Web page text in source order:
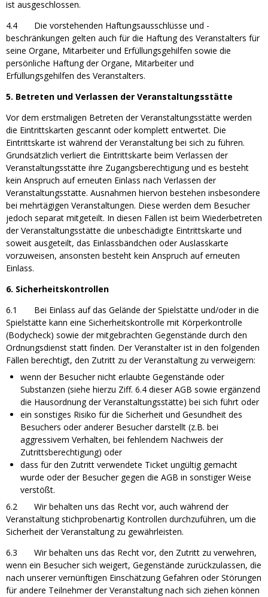
ist ausgeschlossen.
4.4 Die vorstehenden Haftungsausschlüsse und -
beschränkungen gelten auch für die Haftung des Veranstalters für
seine Organe, Mitarbeiter und Erfüllungsgehilfen sowie die
persönliche Haftung der Organe, Mitarbeiter und
Erfüllungsgehilfen des Veranstalters.
5. Betreten und Verlassen der Veranstaltungsstätte
Vor dem erstmaligen Betreten der Veranstaltungsstätte werden
die Eintrittskarten gescannt oder komplett entwertet. Die
Eintrittskarte ist während der Veranstaltung bei sich zu führen.
Grundsätzlich verliert die Eintrittskarte beim Verlassen der
Veranstaltungsstätte ihre Zugangsberechtigung und es besteht
kein Anspruch auf erneuten Einlass nach Verlassen der
Veranstaltungsstätte. Ausnahmen hiervon bestehen insbesondere
bei mehrtägigen Veranstaltungen. Diese werden dem Besucher
jedoch separat mitgeteilt. In diesen Fällen ist beim Wiederbetreten
der Veranstaltungsstätte die unbeschädigte Eintrittskarte und
soweit ausgeteilt, das Einlassbändchen oder Auslasskarte
vorzuweisen, ansonsten besteht kein Anspruch auf erneuten
Einlass.
6. Sicherheitskontrollen
6.1 Bei Einlass auf das Gelände der Spielstätte und/oder in die
Spielstätte kann eine Sicherheitskontrolle mit Körperkontrolle
(Bodycheck) sowie der mitgebrachten Gegenstände durch den
Ordnungsdienst statt finden. Der Veranstalter ist in den folgenden
Fällen berechtigt, den Zutritt zu der Veranstaltung zu verweigern:
wenn der Besucher nicht erlaubte Gegenstände oder
Substanzen (siehe hierzu Ziff. 6.4 dieser AGB sowie ergänzend
die Hausordnung der Veranstaltungsstätte) bei sich führt oder
ein sonstiges Risiko für die Sicherheit und Gesundheit des
Besuchers oder anderer Besucher darstellt (z.B. bei
aggressivem Verhalten, bei fehlendem Nachweis der
Zutrittsberechtigung) oder
dass für den Zutritt verwendete Ticket ungültig gemacht
wurde oder der Besucher gegen die AGB in sonstiger Weise
verstößt.
6.2 Wir behalten uns das Recht vor, auch während der
Veranstaltung stichprobenartig Kontrollen durchzuführen, um die
Sicherheit der Veranstaltung zu gewährleisten.
6.3 Wir behalten uns das Recht vor, den Zutritt zu verwehren,
wenn ein Besucher sich weigert, Gegenstände zurückzulassen, die
nach unserer vernünftigen Einschätzung Gefahren oder Störungen
für andere Teilnehmer der Veranstaltung nach sich ziehen können